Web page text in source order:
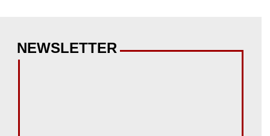
NEWSLETTER